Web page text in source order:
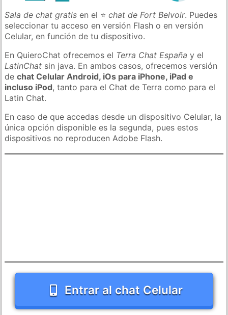
Sala de chat gratis en el ⭐chat de Fort Belvoir. Puedes
seleccionar tu acceso en versión Flash o en versión
Celular, en función de tu dispositivo.
En QuieroChat ofrecemos el Terra Chat España y el
LatinChat sin java. En ambos casos, ofrecemos versión
dechat Celular Android, iOs para iPhone, iPad e
incluso iPod, tanto para el Chat de Terra como para el
Latin Chat.
En caso de que accedas desde un dispositivo Celular, la
única opción disponible es la segunda, pues estos
dispositivos no reproducen Adobe Flash.
Entrar al chat Celular